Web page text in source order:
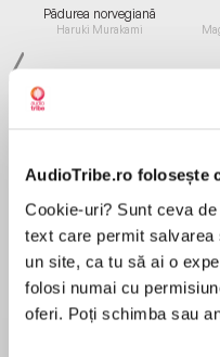
AudioTribe.ro folosește
Cookie-uri? Sunt ceva
text care permit
un site, ca tu să ai o
folosi numai cu
oferi. Poți schimba sau
Pădurea norvegiană
Haruki Murakami
Elita de Argint (Elita